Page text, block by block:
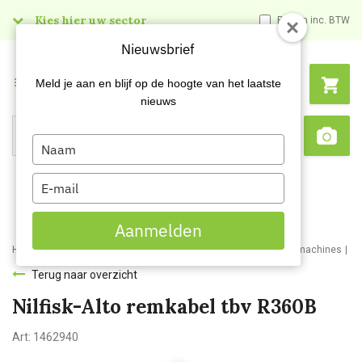
Kies hier uw sector Prijzen inc. BTW
Search
Menu
Home Webshop Schoonmaakmachines Veeg- en veegzuig machines
Terug naar overzicht
Nilfisk-Alto remkabel tbv R360B
Art: 1462940
Nieuwsbrief
Meld je aan en blijf op de hoogte van het laatste
nieuws
Type
your
name
Type
your
email
Aanmelden